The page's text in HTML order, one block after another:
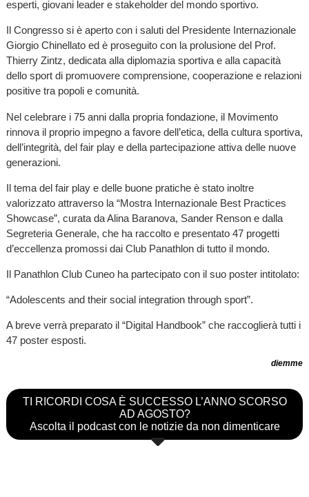
esperti, giovani leader e stakeholder del mondo sportivo.
Il Congresso si è aperto con i saluti del Presidente Internazionale
Giorgio Chinellato ed è proseguito con la prolusione del Prof.
Thierry Zintz, dedicata alla diplomazia sportiva e alla capacità
dello sport di promuovere comprensione, cooperazione e relazioni
positive tra popoli e comunità.
Nel celebrare i 75 anni dalla propria fondazione, il Movimento
rinnova il proprio impegno a favore dell’etica, della cultura sportiva,
dell’integrità, del fair play e della partecipazione attiva delle nuove
generazioni.
Il tema del fair play e delle buone pratiche è stato inoltre
valorizzato attraverso la “Mostra Internazionale Best Practices
Showcase”, curata da Alina Baranova, Sander Renson e dalla
Segreteria Generale, che ha raccolto e presentato 47 progetti
d’eccellenza promossi dai Club Panathlon di tutto il mondo.
Il Panathlon Club Cuneo ha partecipato con il suo poster intitolato:
“Adolescents and their social integration through sport”.
A breve verrà preparato il “Digital Handbook” che raccoglierà tutti i
47 poster esposti.
diemme
TI RICORDI COSA È SUCCESSO L’ANNO SCORSO
AD AGOSTO?
Ascolta il podcast con le notizie da non dimenticare